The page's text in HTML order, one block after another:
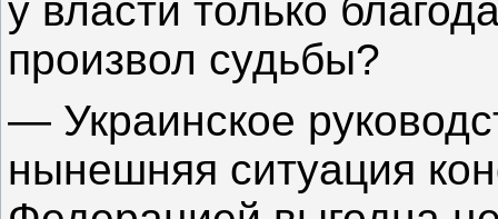
у власти только
произвол судьбы?
— Украинское
нынешняя ситуация